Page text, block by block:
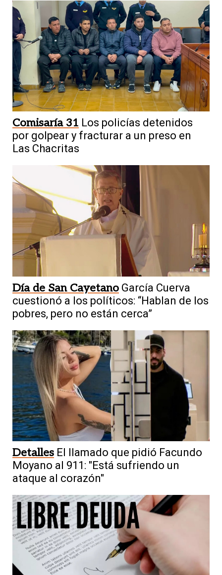
Comisaría 31 Los policías detenidos
por golpear y fracturar a un preso en
Las Chacritas
Día de San Cayetano García Cuerva
cuestionó a los políticos: “Hablan de los
pobres, pero no están cerca”
Detalles El llamado que pidió Facundo
Moyano al 911: "Está sufriendo un
ataque al corazón"